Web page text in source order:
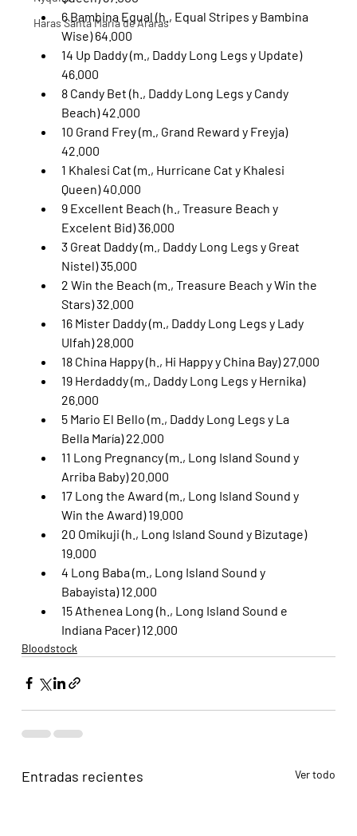
Haras Santa Maria de Araras
6 Bambina Equal (h., Equal Stripes y Bambina
Wise) 64.000
14 Up Daddy (m., Daddy Long Legs y Update)
46.000
8 Candy Bet (h., Daddy Long Legs y Candy
Beach) 42.000
10 Grand Frey (m., Grand Reward y Freyja)
42.000
1 Khalesi Cat (m., Hurricane Cat y Khalesi
Queen) 40.000
9 Excellent Beach (h., Treasure Beach y
Excelent Bid) 36.000
3 Great Daddy (m., Daddy Long Legs y Great
Nistel) 35.000
2 Win the Beach (m., Treasure Beach y Win the
Stars) 32.000
16 Mister Daddy (m., Daddy Long Legs y Lady
Ulfah) 28.000
18 China Happy (h., Hi Happy y China Bay) 27.000
19 Herdaddy (m., Daddy Long Legs y Hernika)
26.000
5 Mario El Bello (m., Daddy Long Legs y La
Bella María) 22.000
11 Long Pregnancy (m., Long Island Sound y
Arriba Baby) 20.000
17 Long the Award (m., Long Island Sound y
Win the Award) 19.000
20 Omikuji (h., Long Island Sound y Bizutage)
19.000
4 Long Baba (m., Long Island Sound y
Babayista) 12.000
15 Athenea Long (h., Long Island Sound e
Indiana Pacer) 12.000
Bloodstock
Entradas recientes Ver todo